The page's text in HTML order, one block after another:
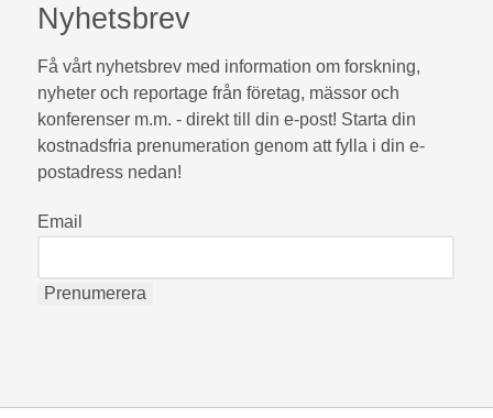
Nyhetsbrev
Få vårt nyhetsbrev med information om forskning,
nyheter och reportage från företag, mässor och
konferenser m.m. - direkt till din e-post! Starta din
kostnadsfria prenumeration genom att fylla i din e-
postadress nedan!
Email